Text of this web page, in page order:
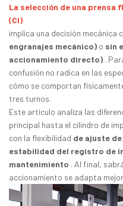
La selección de una
(CI)
implica una decisión mecánica
engranajes mecánico) o sin
accionamiento directo) .
confusión no radica en las
cómo se comportan
tres turnos.
Este artículo analiza las
principal hasta el cilindro de
con la flexibilidad de ajuste
estabilidad del registro de
mantenimiento . Al final,
accionamiento se adapta